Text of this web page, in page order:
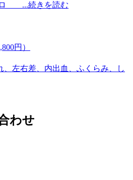
ロ ...続きを読む
円）
、左右差、内出血、ふくらみ、し
わせ